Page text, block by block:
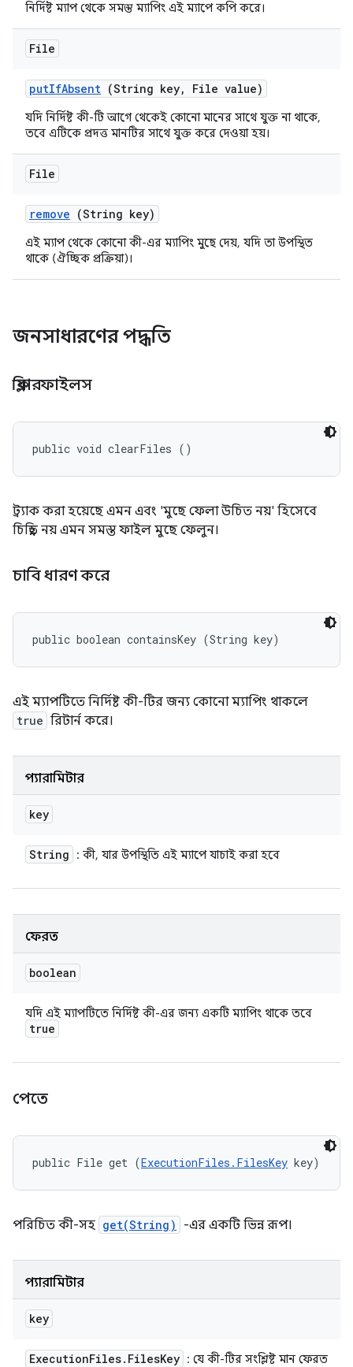
নির্দিষ্ট ম্যাপ থেকে সমস্ত ম্যাপিং এই ম্যাপে কপি করে।
File
putIfAbsent (String key, File value)
যদি নির্দিষ্ট কী-টি আগে থেকেই কোনো মানের সাথে যুক্ত না থাকে,
তবে এটিকে প্রদত্ত মানটির সাথে যুক্ত করে দেওয়া হয়।
File
remove (String key)
এই ম্যাপ থেকে কোনো কী-এর ম্যাপিং মুছে দেয়, যদি তা উপস্থিত
থাকে (ঐচ্ছিক প্রক্রিয়া)।
জনসাধারণের পদ্ধতি
ক্লিয়ারফাইলস
public void clearFiles ()
ট্র্যাক করা হয়েছে এমন এবং 'মুছে ফেলা উচিত নয়' হিসেবে
চিহ্নিত নয় এমন সমস্ত ফাইল মুছে ফেলুন।
চাবি ধারণ করে
public boolean containsKey (String key)
এই ম্যাপটিতে নির্দিষ্ট কী-টির জন্য কোনো ম্যাপিং থাকলে
true রিটার্ন করে।
প্যারামিটার
key
String : কী, যার উপস্থিতি এই ম্যাপে যাচাই করা হবে
ফেরত
boolean
যদি এই ম্যাপটিতে নির্দিষ্ট কী-এর জন্য একটি ম্যাপিং থাকে তবে
true
পেতে
public File get (ExecutionFiles.FilesKey key)
পরিচিত কী-সহ get(String) -এর একটি ভিন্ন রূপ।
প্যারামিটার
key
ExecutionFiles. FilesKey : যে কী-টির সংশ্লিষ্ট মান ফেরত